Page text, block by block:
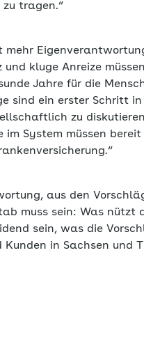
tragen.“
mehr
und kluge Anreize
Jahre für die
sind ein erster Schritt
zu
im System müssen
aus den
muss sein: Was nützt
sein, was die
in Sachsen und